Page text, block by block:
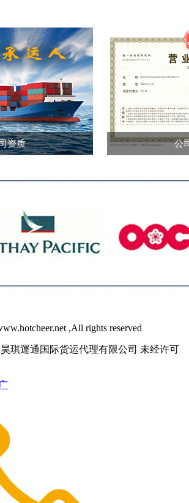
资质 公
,All rights reserved
琪運通国际货运代理有限公司 未经许可